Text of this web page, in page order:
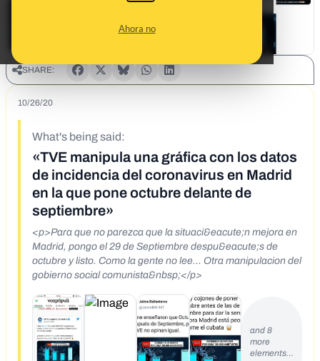
Ahora no
SHARE:
10/26/20
What's being said:
«TVE manipula una gráfica con los datos
de incidencia del coronavirus en Madrid
en la que pone octubre delante de
septiembre»
<p>Para que no parezca que la situaci&eacute;n mejora en
Madrid, pongo el 29 de Septiembre despu&eacute;s de
octubre y listo. Como la gente no lee... Otra manipulacion del
gobierno social comunista&nbsp;</p>
and 8
more
elements…